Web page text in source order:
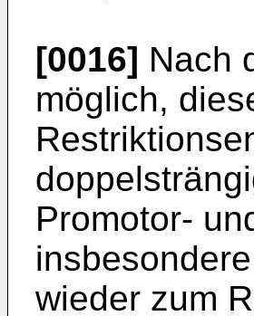
[0016] Nach
möglich,
Promotor-
wieder zum